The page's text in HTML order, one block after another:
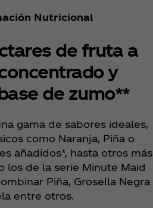
Nutricional
de fruta a
y
de zumo**
gama de sabores ideales,
como Naranja, Piña o
añadidos*, hasta otros más
los de la serie Minute Maid
Piña, Grosella Negra
entre otros.